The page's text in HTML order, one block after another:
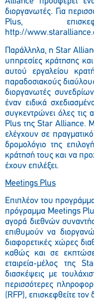
διοργανωτές. Για
Plus,
http://
Παράλληλα, η Star
υπηρεσίες κράτησης
αυτού εργαλείου
παραδοσιακούς
διοργανωτές
έναν ειδικά
συγκεντρώνει όλες τις
Plus της Star Alliance.
ελέγχουν σε πραγματικό
δρομολόγιο της
κράτησή τους και να
έχουν επιλέξει.
Meetings Plus
Επιπλέον του
πρόγραμμα Meetings
αγορά διεθνών
επιθυμούν να
διαφορετικές χώρες
καθώς και σε
εταιρεία-μέλος της
διασκέψεις με
περισσότερες
(RFP), επισκεφθείτε